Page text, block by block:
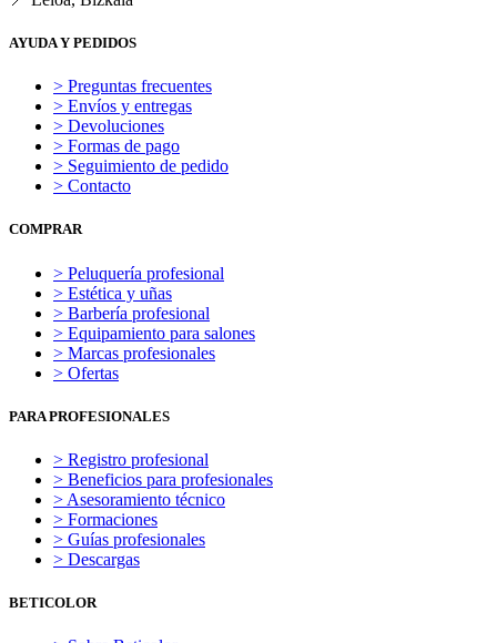
AYUDA Y PEDIDOS
> Preguntas frecuentes
> Envíos y entregas
> Devoluciones
> Formas de pago
> Seguimiento de pedido
> Contacto
COMPRAR
> Peluquería profesional
> Estética y uñas
> Barbería profesional
> Equipamiento para salones
> Marcas profesionales
> Ofertas
PARA PROFESIONALES
> Registro profesional
> Beneficios para profesionales
> Asesoramiento técnico
> Formaciones
> Guías profesionales
> Descargas
BETICOLOR